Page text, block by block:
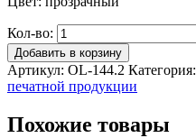
Кол-во:
Добавить в корзину
Артикул: OL-144.2 Категория:
печатной продукции
Похожие товары